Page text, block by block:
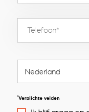
*Verplichte velden